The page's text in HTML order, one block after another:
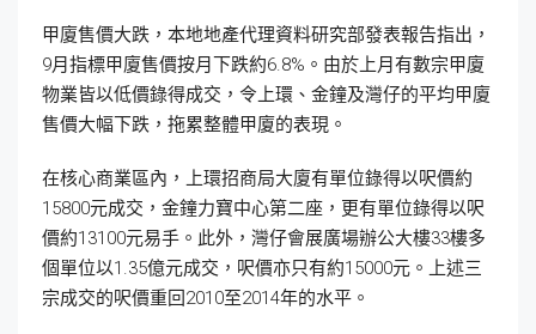
甲廈售價大跌，本地地產代理資料研究部發表報告指出，
9月指標甲廈售價按月下跌約6.8%。由於上月有數宗甲廈
物業皆以低價錄得成交，令上環、金鐘及灣仔的平均甲廈
售價大幅下跌，拖累整體甲廈的表現。
在核心商業區內，上環招商局大廈有單位錄得以呎價約
15800元成交，金鐘力寶中心第二座，更有單位錄得以呎
價約13100元易手。此外，灣仔會展廣場辦公大樓33樓多
個單位以1.35億元成交，呎價亦只有約15000元。上述三
宗成交的呎價重回2010至2014年的水平。